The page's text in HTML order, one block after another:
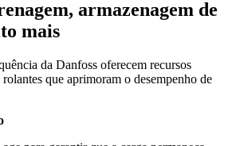
armazenagem de
mais
da Danfoss oferecem recursos
que aprimoram o desempenho de